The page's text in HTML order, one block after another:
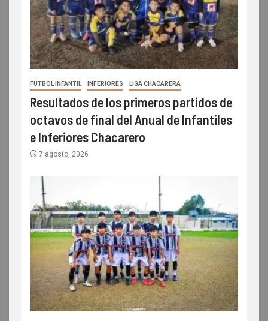
FUTBOL INFANTIL INFERIORES LIGA CHACARERA
Resultados de los primeros partidos de
octavos de final del Anual de Infantiles
e Inferiores Chacarero
7 agosto, 2026